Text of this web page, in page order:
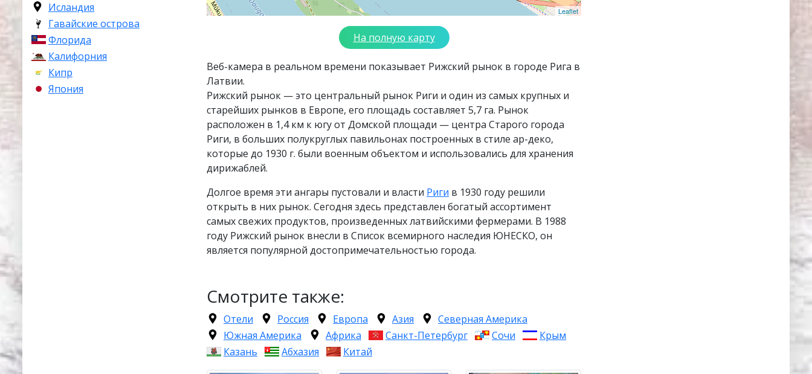
Исландия
Гавайские острова
Флорида
Калифорния
Кипр
Япония
Leaflet
На полную карту
Веб-камера в реальном времени показывает Рижский рынок в городе Рига в
Латвии.
Рижский рынок — это центральный рынок Риги и один из самых крупных и
старейших рынков в Европе, его площадь составляет 5,7 га. Рынок
расположен в 1,4 км к югу от Домской площади — центра Старого города
Риги, в больших полукруглых павильонах построенных в стиле ар-деко,
которые до 1930 г. были военным объектом и использовались для хранения
дирижаблей.
Долгое время эти ангары пустовали и власти Риги в 1930 году решили
открыть в них рынок. Сегодня здесь представлен богатый ассортимент
самых свежих продуктов, произведенных латвийскими фермерами. В 1988
году Рижский рынок внесли в Список всемирного наследия ЮНЕСКО, он
является популярной достопримечательностью города.
Смотрите также:
Отели Россия Европа Азия
Северная Америка
Южная Америка
Африка Санкт-Петербург Сочи
Крым
Казань
Абхазия Китай